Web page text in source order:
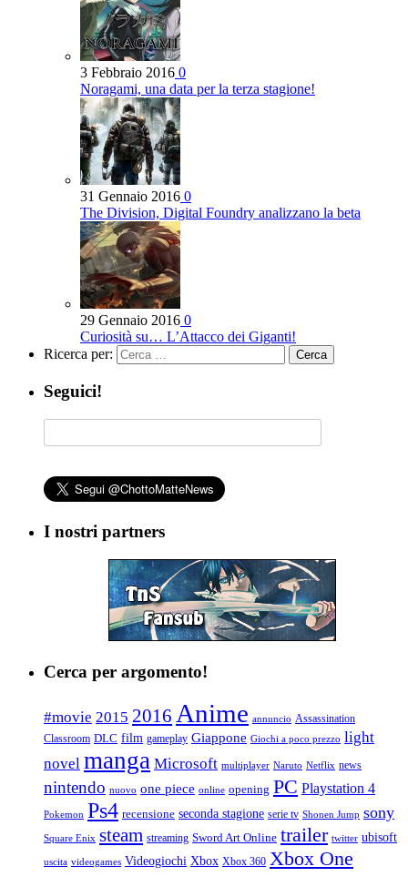
3 Febbraio 2016 0
Noragami, una data per la terza stagione!
31 Gennaio 2016 0
The Division, Digital Foundry analizzano la beta
29 Gennaio 2016 0
Curiosità su… L’Attacco dei Giganti!
Ricerca per:
Seguici!
I nostri partners
Cerca per argomento!
#movie 2015 2016 Anime annuncio Assassination
Classroom DLC film gameplay Giappone Giochi a poco prezzo light
novel manga Microsoft multiplayer Naruto Netflix news
nintendo nuovo one piece online opening PC Playstation 4
Pokemon Ps4 recensione seconda stagione serie tv Shonen Jump sony
Square Enix steam streaming Sword Art Online trailer twitter ubisoft
uscita videogames Videogiochi Xbox Xbox 360 Xbox One